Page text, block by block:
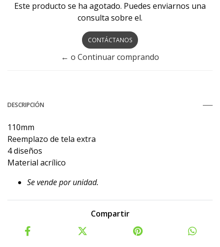
Este producto se ha agotado. Puedes enviarnos una
consulta sobre el.
CONTÁCTANOS
← o Continuar comprando
DESCRIPCIÓN
110mm
Reemplazo de tela extra
4 diseños
Material acrílico
Se vende por unidad.
Compartir